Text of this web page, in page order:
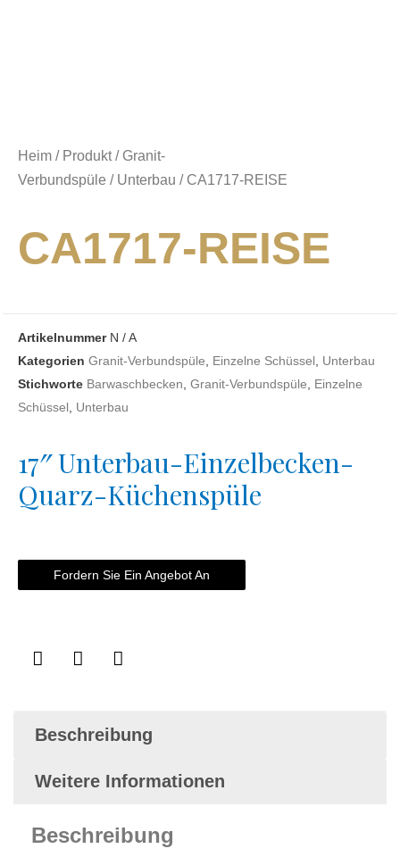
Heim / Produkt/ Granit-
Verbundspüle / Unterbau / CA1717-REISE
CA1717-REISE
Artikelnummer N / A
Kategorien Granit-Verbundspüle Einzelne Schüssel
Unterbau
Stichworte Barwaschbecken Granit-Verbundspüle
Einzelne
Schüssel
Unterbau
17″ Unterbau-Einzelbecken-
Quarz-Küchenspüle
Fordern Sie Ein Angebot An
Beschreibung
Weitere Informationen
Beschreibung